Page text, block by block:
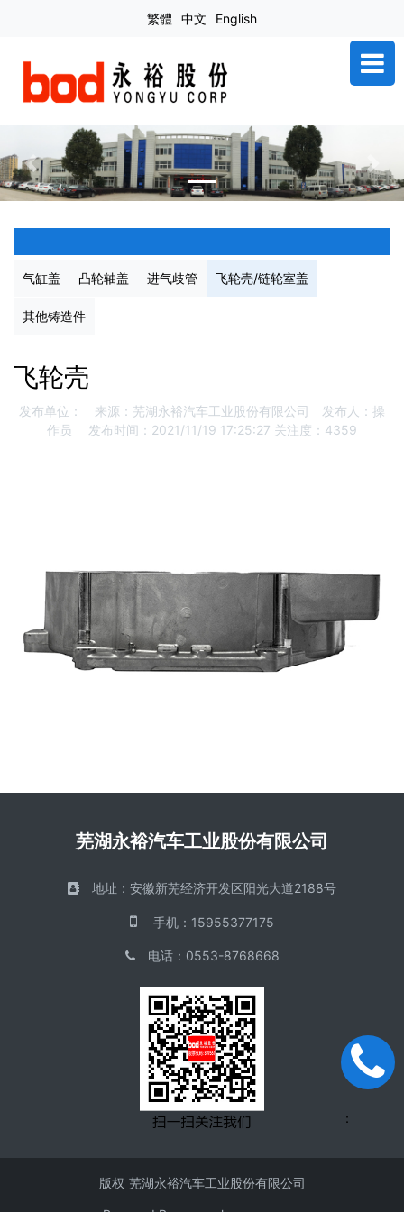
繁體 中文 English
Previous Next
气缸盖 凸轮轴盖 进气歧管 飞轮壳/链轮室盖
其他铸造件
飞轮壳
发布单位： 来源：芜湖永裕汽车工业股份有限公司
发布人：操
作员
发布时间：2021/11/19 17:25:27 关注度：4359
芜湖永裕汽车工业股份有限公司
地址： 安徽新芜经济开发区阳光大道2188号
手机 ： 15955377175
电话： 0553-8768668
版权 芜湖永裕汽车工业股份有限公司
：